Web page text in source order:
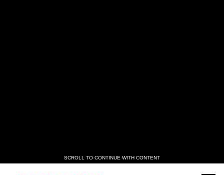
SCROLL TO CONTINUE WITH CONTENT